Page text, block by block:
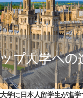
学に日本人留学生が進学